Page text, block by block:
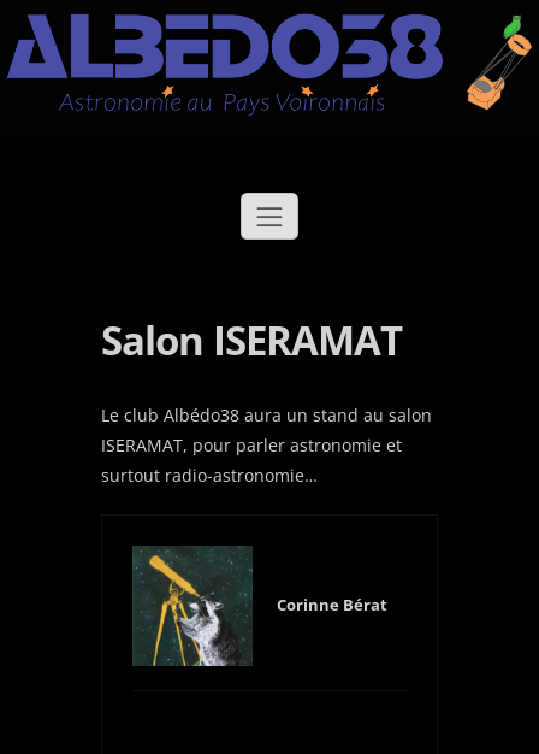
Salon ISERAMAT
Le club Albédo38 aura un stand au salon
ISERAMAT, pour parler astronomie et
surtout radio-astronomie…
Corinne Bérat